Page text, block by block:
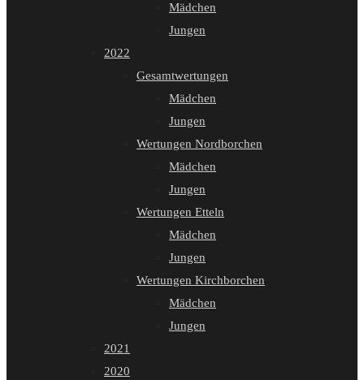
Mädchen
Jungen
2022
Gesamtwertungen
Mädchen
Jungen
Wertungen Nordborchen
Mädchen
Jungen
Wertungen Etteln
Mädchen
Jungen
Wertungen Kirchborchen
Mädchen
Jungen
2021
2020